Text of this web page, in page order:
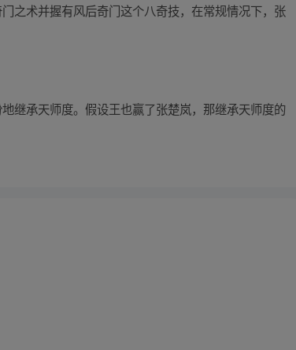
之术并握有风后奇门这个八奇技，在常规情况下，张
继承天师度。假设王也赢了张楚岚，那继承天师度的